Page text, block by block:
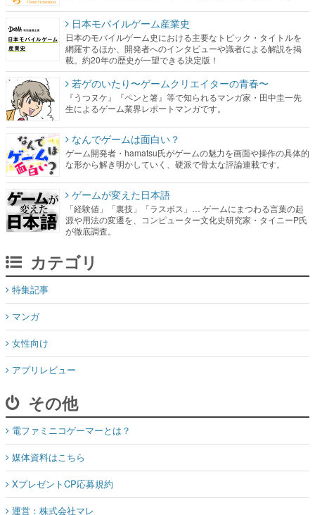
日本モバイルゲーム産業史
日本のモバイルゲーム史における主要なトピック・タイトルを
網羅するほか、開発者へのインタビューや識者による解説を掲
載。約20年の歴史が一望できる決定版！
若ゲのいたり〜ゲームクリエイターの青春〜
『うつヌケ』『ペンと箸』等で知られるマンガ家・田中圭一先
生によるゲーム業界レポートマンガです。
なんでゲームは面白い？
ゲーム開発者・hamatsu氏がゲームの魅力を画面や操作の具体的
な形から解き明かしていく、硬派で骨太な評論連載です。
ゲームが変えた日本語
「経験値」「裏技」「ラスボス」… ゲームにまつわる言葉の起
源や用法の変遷を、コンピューター文化史研究家・タイニーP氏
が徹底調査。
カテゴリ
特集記事
マンガ
女性向け
アプリレビュー
その他
電ファミニコゲーマーとは？
媒体資料はこちら
XプレゼントCP応募規約
運営：株式会社マレ